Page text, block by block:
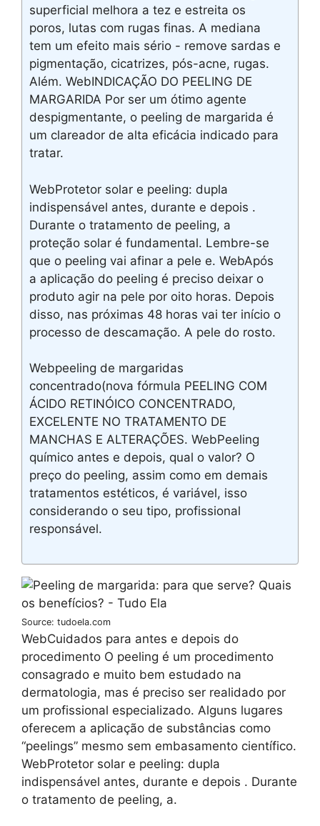
superficial melhora a tez e estreita os
poros, lutas com rugas finas. A mediana
tem um efeito mais sério - remove sardas e
pigmentação, cicatrizes, pós-acne, rugas.
Além. WebINDICAÇÃO DO PEELING DE
MARGARIDA Por ser um ótimo agente
despigmentante, o peeling de margarida é
um clareador de alta eficácia indicado para
tratar.
WebProtetor solar e peeling: dupla
indispensável antes, durante e depois .
Durante o tratamento de peeling, a
proteção solar é fundamental. Lembre-se
que o peeling vai afinar a pele e. WebApós
a aplicação do peeling é preciso deixar o
produto agir na pele por oito horas. Depois
disso, nas próximas 48 horas vai ter início o
processo de descamação. A pele do rosto.
Webpeeling de margaridas
concentrado(nova fórmula PEELING COM
ÁCIDO RETINÓICO CONCENTRADO,
EXCELENTE NO TRATAMENTO DE
MANCHAS E ALTERAÇÕES. WebPeeling
químico antes e depois, qual o valor? O
preço do peeling, assim como em demais
tratamentos estéticos, é variável, isso
considerando o seu tipo, profissional
responsável.
Source: tudoela.com
WebCuidados para antes e depois do
procedimento O peeling é um procedimento
consagrado e muito bem estudado na
dermatologia, mas é preciso ser realidado por
um profissional especializado. Alguns lugares
oferecem a aplicação de substâncias como
“peelings” mesmo sem embasamento científico.
WebProtetor solar e peeling: dupla
indispensável antes, durante e depois . Durante
o tratamento de peeling, a.